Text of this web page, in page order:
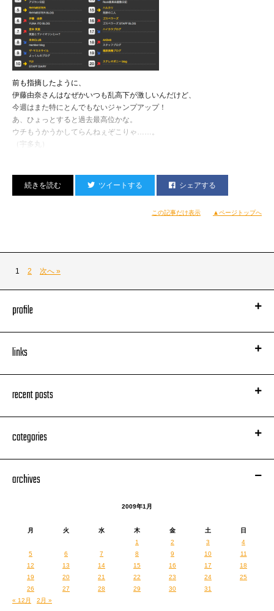
みたいな一日。
総労働時間14時間、メシ時以外ほぼノンストップ。
まーラストスパートはこんくらいキツくないと逆に寂しいね。
あーたのしかった。
（追記：午前1時〜2時でした。ミッツィーさんはそのあと）。
新譜もいいのボチボチ入ってるよ！
（宇多丸）
前も指摘したように、
伊藤由奈さんはなぜかいつも乱高下が激しいんだけど、
今週はまた特にとんでもないジャンプアップ！
あ、ひょっとすると過去最高位かな。
ウチもうかうかしてらんねぇぞこりゃ……。
（宇多丸）
ツイートする シェアする
この記事だけ表示 ▲ページトップへ
1 2 次へ »
profile
links
recent posts
categories
archives
2009年1月
月 火 水 木 金 土
日
1
2 3
4
5
6 7 8 9 10
11
12
13 14 15 16 17
18
19
20 21 22 23 24
25
26
27 28 29 30
31
« 12月
2月 »